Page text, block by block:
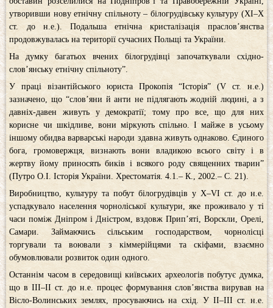
утворивши нову етнічну спільноту – білогрудівську культуру (ХІ–Х
ст. до н.е.). Подальша етнічна кристалізація праслов’янства
продовжувалась на території сучасних Польщі та України.
На думку багатьох вчених білогрудівці започаткували східно-
слов’янську етнічну спільноту”.
У праці візантійського юриста Прокопія “Історія” (V ст. н.е.)
зазначено, що “слов’яни й анти не підлягають жодній людині, а з
давніх-давен живуть у демократії; тому про все, що для них
корисне чи шкідливе, вони міркують спільно. І майже в усьому
іншому обидва варварські народи здавна живуть однаково. Єдиного
бога, громовержця, визнають вони владикою всього світу і в
жертву йому приносять биків і всякого роду священних тварин”
(Путро О.І. Історія України. Хрестоматія. 4.1.– К., 2002.– С. 21).
Виробництво, культуру та побут білогрудівців у Х–VІ ст. до н.е.
успадкувало населення чорноліської культури, яке проживало у ті
часи поміж Дніпром і Дністром, вздовж Прип’яті, Ворскли, Орелі,
Самари. Займаючись сільським господарством, чорнолісці
торгували та воювали з кіммерійцями та скіфами, взаємно
обумовлювали розвиток один одного.
Останнім часом в середовищі київських археологів побутує думка,
що в ІІІ–ІІ ст. до н.е. процес формування слов’янства вирував на
Вісло-Волинських землях, просуваючись на схід. У ІІ–ІІІ ст. н.е.